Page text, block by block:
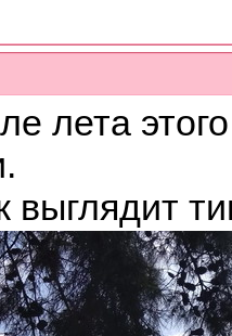
лета
выглядит